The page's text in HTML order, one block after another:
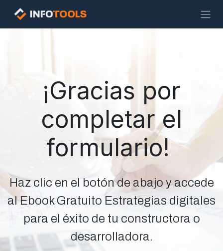
Ir al contenido
¡Gracias por
completar el
formulario!
Haz clic en el botón de abajo y accede
al Ebook Gratuito Estrategias digitales
para el éxito de tu constructora o
desarrolladora.